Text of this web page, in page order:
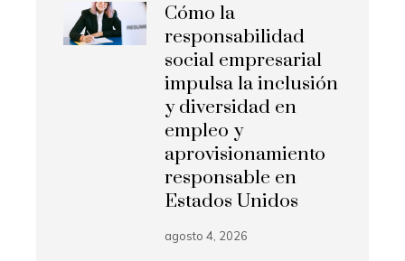
Cómo la
responsabilidad
social empresarial
impulsa la inclusión
y diversidad en
empleo y
aprovisionamiento
responsable en
Estados Unidos
agosto 4, 2026